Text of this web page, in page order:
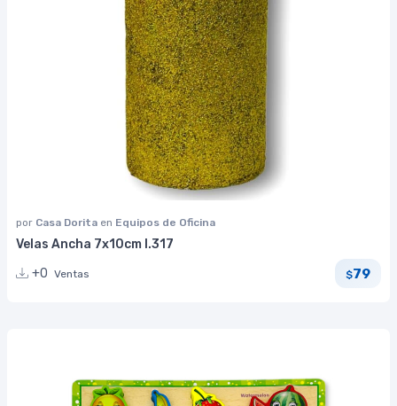
por Casa Dorita en Equipos de Oficina
Velas Ancha 7x10cm I.317
+0 Ventas $79